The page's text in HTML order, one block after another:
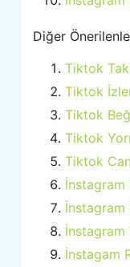
Diğer
Tiktok
Tiktok
Tiktok
Tiktok
Tiktok
İnstagram
İnstagram
İnstagram
İnstagam